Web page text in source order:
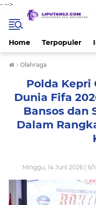
- -->
Home Terpopuler
› Olahraga
Polda Kepri
Dunia Fifa
Bansos dan
Dalam
Minggu, 14 Juni 2026 | 6/